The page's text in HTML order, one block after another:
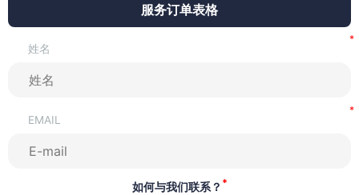
服务订单表格
姓名
EMAIL
如何与我们联系？ *